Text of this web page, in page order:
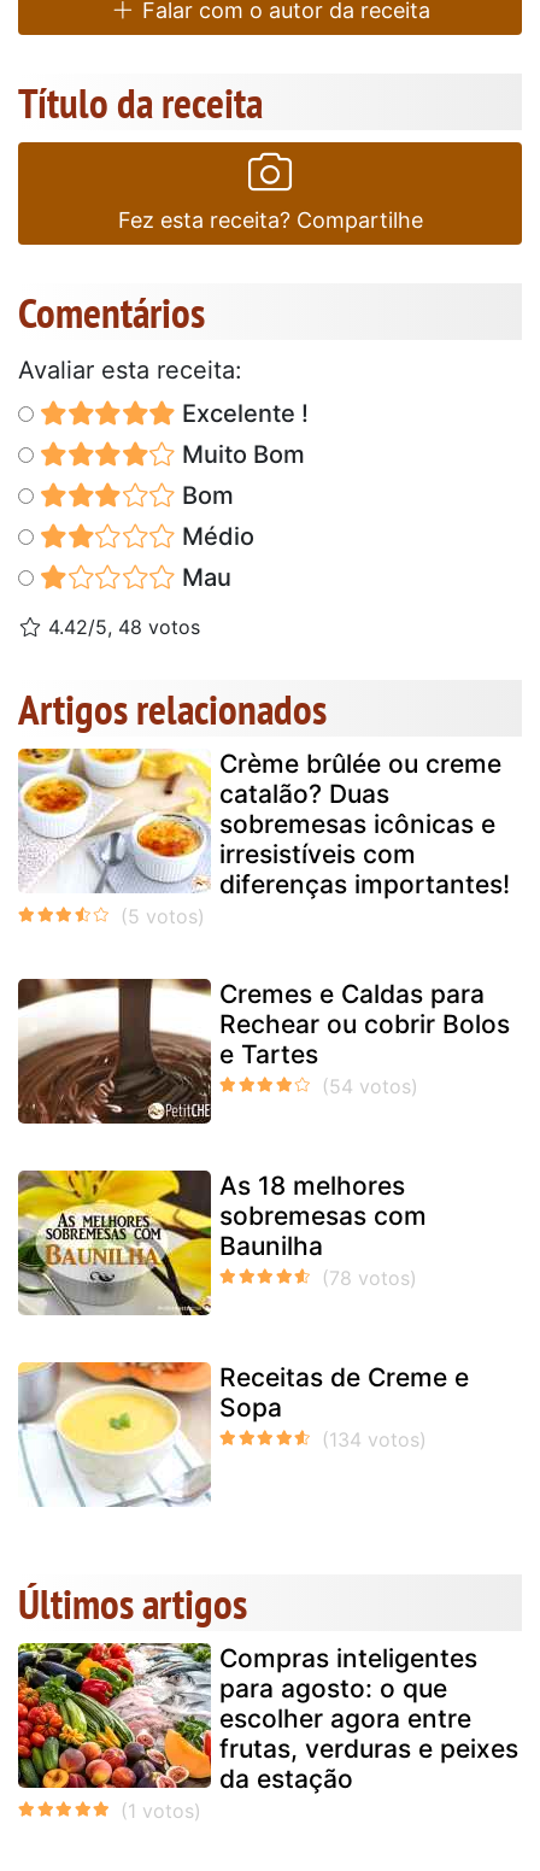
Falar com o autor da receita
Título da receita
Fez esta receita? Compartilhe
Comentários
Avaliar esta receita:
Excelente !
Muito Bom
Bom
Médio
Mau
4.42/5, 48 votos
Artigos relacionados
Crème brûlée ou creme
catalão? Duas
sobremesas icônicas e
irresistíveis com
diferenças importantes!
Cremes e Caldas para
Rechear ou cobrir Bolos
e Tartes
As 18 melhores
sobremesas com
Baunilha
Receitas de Creme e
Sopa
Últimos artigos
Compras inteligentes
para agosto: o que
escolher agora entre
frutas, verduras e peixes
da estação